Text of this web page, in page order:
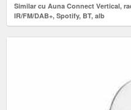
Similar cu Auna Connect Vertical,
IR/FM/DAB+, Spotify, BT, alb